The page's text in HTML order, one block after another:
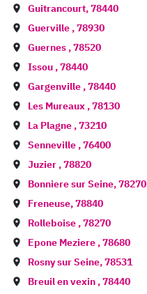
Guitrancourt,78440
Guerville ,78930
Guernes ,78520
Issou ,78440
Gargenville ,78440
Les Mureaux ,78130
La Plagne ,73210
Senneville ,76400
Juzier ,78820
Bonniere sur Seine,78270
Freneuse,78840
Rolleboise ,78270
Epone Meziere ,78680
Rosny sur Seine,78531
Breuil en vexin ,78440